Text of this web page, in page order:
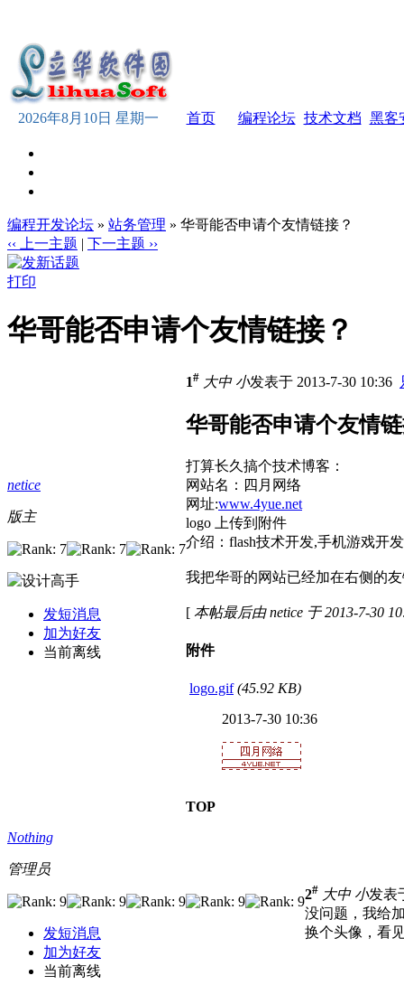
2026年8月10日 星期一 首页 编程论坛 技术文档 黑客
编程开发论坛 » 站务管理 » 华哥能否申请个友情链接？
‹‹ 上一主题 | 下一主题 ››
打印
华哥能否申请个友情链接？
netice
版主
发短消息
加为好友
当前离线
1# 大中 小发表于 2013-7-30 10:36
华哥能否申请个友情
打算长久搞个技术博客：
网站名：四月网络
网址:www.4yue.net
logo 上传到附件
介绍：flash技术开发,手机游戏开
我把华哥的网站已经加在右侧的
[ 本帖最后由 netice 于 2013-7-30
附件
logo.gif (45.92 KB)
2013-7-30 10:36
TOP
Nothing
管理员
发短消息
加为好友
当前离线
2# 大中 小发表
没问题，我给
换个头像，看